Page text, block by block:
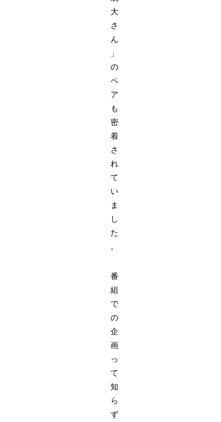
大
さ
ん
」
の
ペ
ア
も
密
着
さ
れ
て
い
ま
し
た
。
番
組
で
の
企
画
っ
て
知
ら
ず